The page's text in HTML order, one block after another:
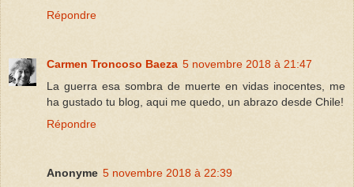
Répondre
Carmen Troncoso Baeza 5 novembre 2018 à 21:47
La guerra esa sombra de muerte en vidas inocentes, me
ha gustado tu blog, aqui me quedo, un abrazo desde Chile!
Répondre
Anonyme 5 novembre 2018 à 22:39